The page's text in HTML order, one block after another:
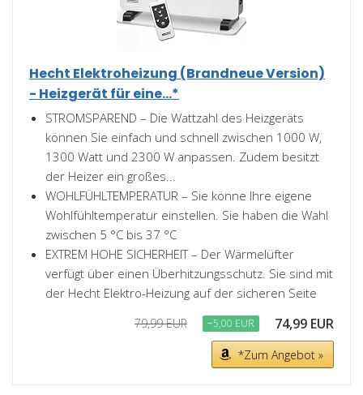
Hecht Elektroheizung (Brandneue Version)
- Heizgerät für eine...*
STROMSPAREND – Die Wattzahl des Heizgeräts
können Sie einfach und schnell zwischen 1000 W,
1300 Watt und 2300 W anpassen. Zudem besitzt
der Heizer ein großes...
WOHLFÜHLTEMPERATUR – Sie könne Ihre eigene
Wohlfühltemperatur einstellen. Sie haben die Wahl
zwischen 5 °C bis 37 °C
EXTREM HOHE SICHERHEIT – Der Wärmelüfter
verfügt über einen Überhitzungsschutz. Sie sind mit
der Hecht Elektro-Heizung auf der sicheren Seite
79,99 EUR −5,00 EUR 74,99 EUR
*Zum Angebot »